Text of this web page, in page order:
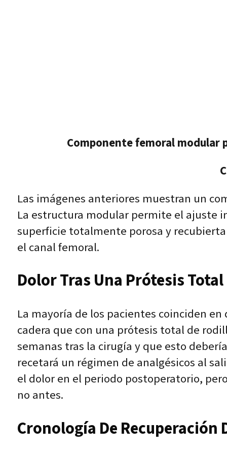
Componente femoral modular
Las imágenes anteriores muestran un
La estructura modular permite el ajuste
superficie totalmente porosa y
el canal femoral.
Dolor Tras Una Prótesis Total
La mayoría de los pacientes coinciden
cadera que con una prótesis total de
semanas tras la cirugía y que esto
recetará un régimen de analgésicos al
el dolor en el periodo postoperatorio,
no antes.
Cronología De Recuperación